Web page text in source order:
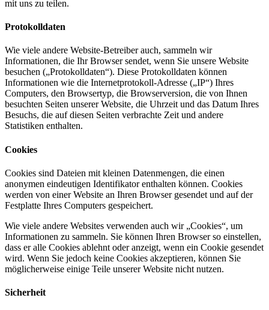
mit uns zu teilen.
Protokolldaten
Wie viele andere Website-Betreiber auch, sammeln wir
Informationen, die Ihr Browser sendet, wenn Sie unsere Website
besuchen („Protokolldaten“). Diese Protokolldaten können
Informationen wie die Internetprotokoll-Adresse („IP“) Ihres
Computers, den Browsertyp, die Browserversion, die von Ihnen
besuchten Seiten unserer Website, die Uhrzeit und das Datum Ihres
Besuchs, die auf diesen Seiten verbrachte Zeit und andere
Statistiken enthalten.
Cookies
Cookies sind Dateien mit kleinen Datenmengen, die einen
anonymen eindeutigen Identifikator enthalten können. Cookies
werden von einer Website an Ihren Browser gesendet und auf der
Festplatte Ihres Computers gespeichert.
Wie viele andere Websites verwenden auch wir „Cookies“, um
Informationen zu sammeln. Sie können Ihren Browser so einstellen,
dass er alle Cookies ablehnt oder anzeigt, wenn ein Cookie gesendet
wird. Wenn Sie jedoch keine Cookies akzeptieren, können Sie
möglicherweise einige Teile unserer Website nicht nutzen.
Sicherheit